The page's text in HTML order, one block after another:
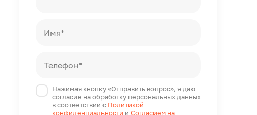
Имя*
Телефон*
Нажимая кнопку «Отправить вопрос», я даю
согласие на обработку персональных данных
в соответствии с Политикой
конфиденциальности и Согласием на